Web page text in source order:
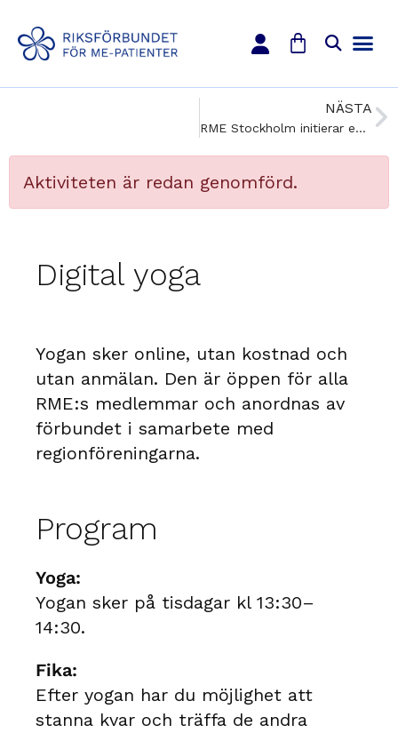
NÄSTA
RME Stockholm initierar en – ANHÖRIGGRUPP FÖR UNGDOMAR MED SJUKA FÖRÄLDRAR…
Aktiviteten är redan genomförd.
Digital yoga
Yogan sker online, utan kostnad och
utan anmälan. Den är öppen för alla
RME:s medlemmar och anordnas av
förbundet i samarbete med
regionföreningarna.
Program
Yoga:
Yogan sker på tisdagar kl 13:30–
14:30.
Fika:
Efter yogan har du möjlighet att
stanna kvar och träffa de andra